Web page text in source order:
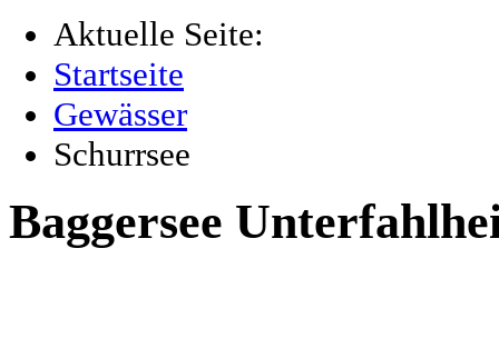
Aktuelle Seite:
Startseite
Gewässer
Schurrsee
Baggersee